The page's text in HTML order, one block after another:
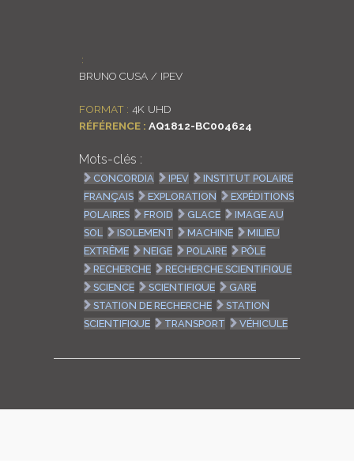
:
BRUNO CUSA / IPEV
FORMAT : 4K UHD
RÉFÉRENCE : AQ1812-BC004624
Mots-clés :
CONCORDIA IPEV
INSTITUT POLAIRE
FRANÇAIS
EXPLORATION
EXPÉDITIONS
POLAIRES
FROID GLACE
IMAGE AU
SOL
ISOLEMENT MACHINE
MILIEU
EXTRÊME
NEIGE POLAIRE
PÔLE
RECHERCHE
RECHERCHE SCIENTIFIQUE
SCIENCE
SCIENTIFIQUE
GARE
STATION DE RECHERCHE
STATION
SCIENTIFIQUE
TRANSPORT VÉHICULE